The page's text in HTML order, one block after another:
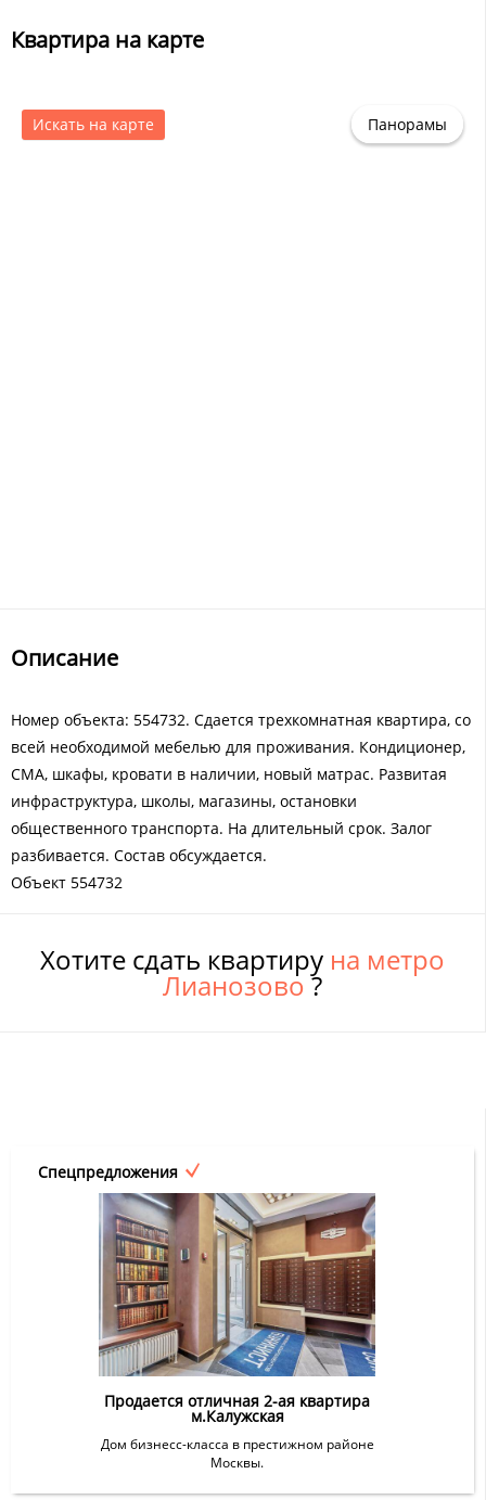
Описание
Номер объекта: 554732. Сдается трехкомнатная квартира, со
всей необходимой мебелью для проживания. Кондиционер,
СМА, шкафы, кровати в наличии, новый матрас. Развитая
инфраструктура, школы, магазины, остановки
общественного транспорта. На длительный срок. Залог
разбивается. Состав обсуждается.
Объект 554732
Квартира на карте
Искать на карте Панорамы
Хотите сдать квартиру на метро
Лианозово?
Спецпредложения
Продается отличная 2-ая квартира
м.Калужская
Дом бизнесс-класса в престижном районе
Москвы.